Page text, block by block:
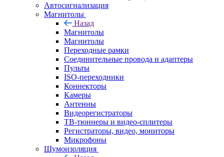
Автосигнализация
Магнитолы
Назад
Магнитолы
Магнитолы
Переходные рамки
Соединительные провода и адаптеры
Пульты
ISO-переходники
Коннекторы
Камеры
Антенны
Видеорегистраторы
ТВ-тюннеры и видео-сплитеры
Регистраторы, видео, мониторы
Микрофоны
Шумоизоляция